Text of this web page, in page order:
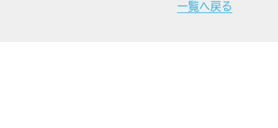
一覧へ戻る